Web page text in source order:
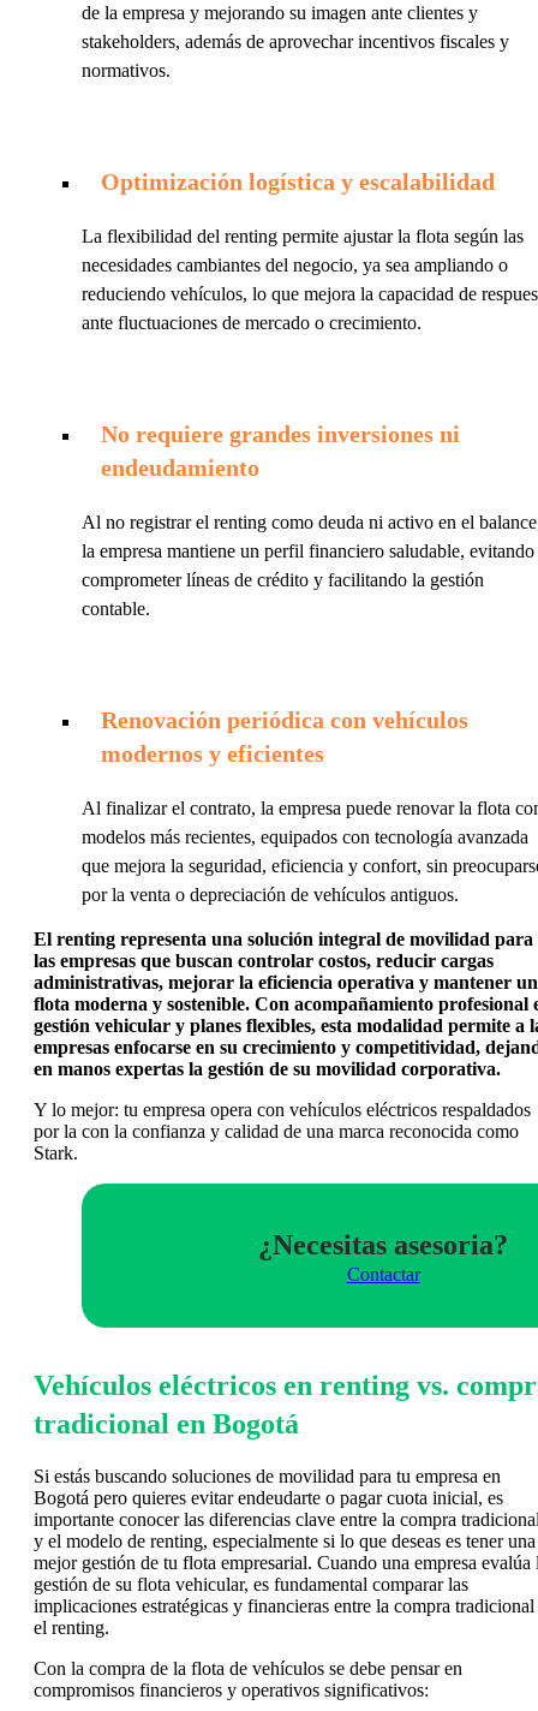
de la empresa y mejorando su imagen ante clientes y
stakeholders, además de aprovechar incentivos fiscales y
normativos.
Optimización logística y escalabilidad
La flexibilidad del renting permite ajustar la flota según las
necesidades cambiantes del negocio, ya sea ampliando o
reduciendo vehículos, lo que mejora la capacidad de
ante fluctuaciones de mercado o crecimiento.
No requiere grandes inversiones ni
endeudamiento
Al no registrar el renting como deuda ni activo en el
la empresa mantiene un perfil financiero saludable, evitando
comprometer líneas de crédito y facilitando la gestión
contable.
Renovación periódica con vehículos
modernos y eficientes
Al finalizar el contrato, la empresa puede renovar la flota
modelos más recientes, equipados con tecnología avanzada
que mejora la seguridad, eficiencia y confort, sin
por la venta o depreciación de vehículos antiguos.
El renting representa una solución integral de movilidad para
las empresas que buscan controlar costos, reducir cargas
administrativas, mejorar la eficiencia operativa y mantener
flota moderna y sostenible. Con acompañamiento profesional
gestión vehicular y planes flexibles, esta modalidad permite a
empresas enfocarse en su crecimiento y competitividad,
en manos expertas la gestión de su movilidad corporativa.
Y lo mejor: tu empresa opera con vehículos eléctricos respaldados
por la con la confianza y calidad de una marca reconocida como
Stark.
¿Necesitas asesoria?
Contactar
Vehículos eléctricos en renting vs.
tradicional en Bogotá
Si estás buscando soluciones de movilidad para tu empresa en
Bogotá pero quieres evitar endeudarte o pagar cuota inicial, es
importante conocer las diferencias clave entre la compra
y el modelo de renting, especialmente si lo que deseas es tener una
mejor gestión de tu flota empresarial. Cuando una empresa evalúa
gestión de su flota vehicular, es fundamental comparar las
implicaciones estratégicas y financieras entre la compra
el renting.
Con la compra de la flota de vehículos se debe pensar en
compromisos financieros y operativos significativos: